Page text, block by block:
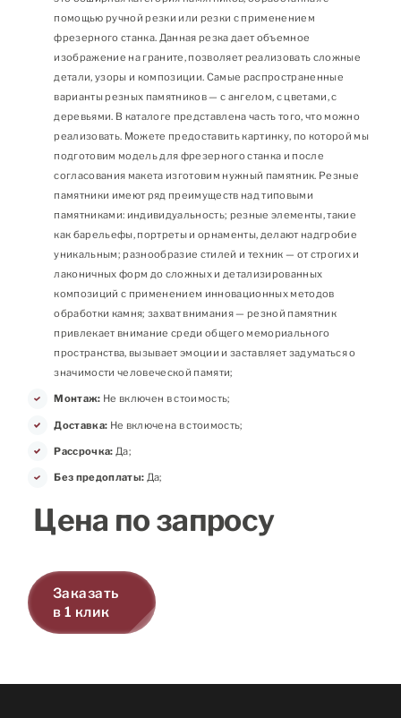
помощью ручной резки или резки с применением
фрезерного станка. Данная резка дает объемное
изображение на граните, позволяет реализовать сложные
детали, узоры и композиции. Самые распространенные
варианты резных памятников — с ангелом, с цветами, с
деревьями. В каталоге представлена часть того, что можно
реализовать. Можете предоставить картинку, по которой мы
подготовим модель для фрезерного станка и после
согласования макета изготовим нужный памятник. Резные
памятники имеют ряд преимуществ над типовыми
памятниками: индивидуальность; резные элементы, такие
как барельефы, портреты и орнаменты, делают надгробие
уникальным; разнообразие стилей и техник — от строгих и
лаконичных форм до сложных и детализированных
композиций с применением инновационных методов
обработки камня; захват внимания — резной памятник
привлекает внимание среди общего мемориального
пространства, вызывает эмоции и заставляет задуматься о
значимости человеческой памяти;
Монтаж: Не включен в стоимость;
Доставка: Не включена в стоимость;
Рассрочка: Да;
Без предоплаты: Да;
Цена по запросу
Заказать
в 1 клик